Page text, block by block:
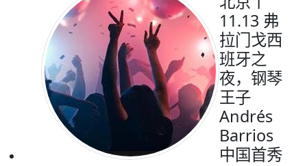
11.13 弗
拉门戈西
班牙之
夜，钢琴
王子
Andrés
Barrios
中国首秀